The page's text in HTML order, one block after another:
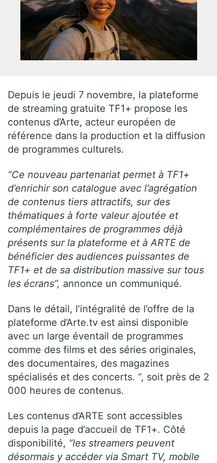
Depuis le jeudi 7 novembre, la plateforme
de streaming gratuite TF1+ propose les
contenus d’Arte, acteur européen de
référence dans la production et la diffusion
de programmes culturels.
“Ce nouveau partenariat permet à TF1+
d’enrichir son catalogue avec l’agrégation
de contenus tiers attractifs, sur des
thématiques à forte valeur ajoutée et
complémentaires de programmes déjà
présents sur la plateforme et à ARTE de
bénéficier des audiences puissantes de
TF1+ et de sa distribution massive sur tous
les écrans”, annonce un communiqué.
Dans le détail, l’intégralité de l’offre de la
plateforme d’Arte.tv est ainsi disponible
avec un large éventail de programmes
comme des films et des séries originales,
des documentaires, des magazines
spécialisés et des concerts. “, soit près de 2
000 heures de contenus.
Les contenus d’ARTE sont accessibles
depuis la page d’accueil de TF1+. Côté
disponibilité, “les streamers peuvent
désormais y accéder via Smart TV, mobile